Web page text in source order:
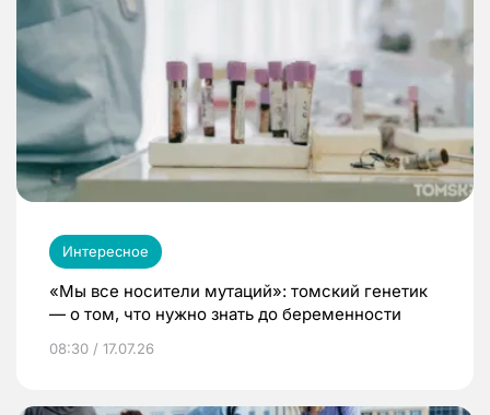
Интересное
«Мы все носители мутаций»: томский генетик
— о том, что нужно знать до беременности
08:30 / 17.07.26